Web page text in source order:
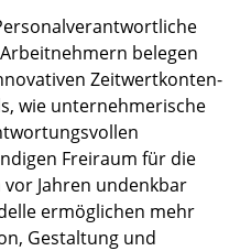
belegen
Zeitwertkonten-
wie unternehmerische
Freiraum für die
Jahren undenkbar
ermöglichen mehr
Gestaltung und